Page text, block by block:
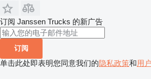
订阅 Janssen Trucks 的新广告
订阅
单击此处即表明您同意我们的隐私政策和用